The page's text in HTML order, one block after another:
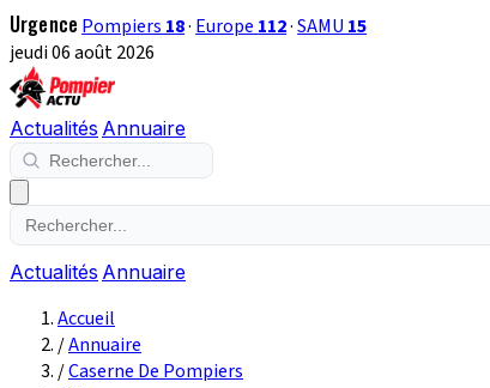
Urgence Pompiers 18· Europe 112·SAMU 15
jeudi 06 août 2026
Actualités Annuaire
Actualités Annuaire
Accueil
/Annuaire
/Caserne De Pompiers